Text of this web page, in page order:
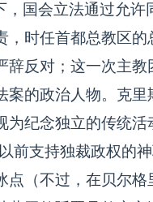
国会立法通过允许
时任首都总教区的
反对；这一次主教
案的政治人物。克
纪念独立的传统活
前支持独裁政权的
（不过，在贝尔格